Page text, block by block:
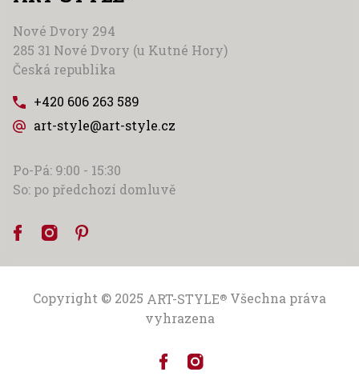
Nové Dvory 294
285 31 Nové Dvory (u Kutné Hory)
Česká republika
+420 606 263 589
art-style@art-style.cz
Po-Pá: 9:00 - 15:30
So: po předchozí domluvě
Copyright © 2025 ART-STYLE® Všechna práva
vyhrazena